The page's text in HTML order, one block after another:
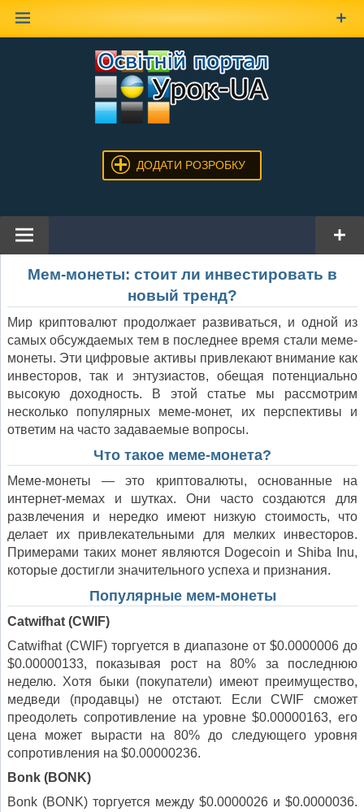
ДОДАТИ РОЗРОБКУ
Мем-монеты: стоит ли инвестировать в
новый тренд?
Мир криптовалют продолжает развиваться, и одной из
самых обсуждаемых тем в последнее время стали меме-
монеты. Эти цифровые активы привлекают внимание как
инвесторов, так и энтузиастов, обещая потенциально
высокую доходность. В этой статье мы рассмотрим
несколько популярных меме-монет, их перспективы и
ответим на часто задаваемые вопросы.
Что такое меме-монета?
Меме-монеты — это криптовалюты, основанные на
интернет-мемах и шутках. Они часто создаются для
развлечения и нередко имеют низкую стоимость, что
делает их привлекательными для мелких инвесторов.
Примерами таких монет являются Dogecoin и Shiba Inu,
которые достигли значительного успеха и признания.
Популярные мем-монеты
Catwifhat (CWIF)
Catwifhat (CWIF) торгуется в диапазоне от $0.0000006 до
$0.00000133, показывая рост на 80% за последнюю
неделю. Хотя быки (покупатели) имеют преимущество,
медведи (продавцы) не отстают. Если CWIF сможет
преодолеть сопротивление на уровне $0.00000163, его
цена может вырасти на 80% до следующего уровня
сопротивления на $0.00000236.
Bonk (BONK)
Bonk (BONK) торгуется между $0.0000026 и $0.0000036.